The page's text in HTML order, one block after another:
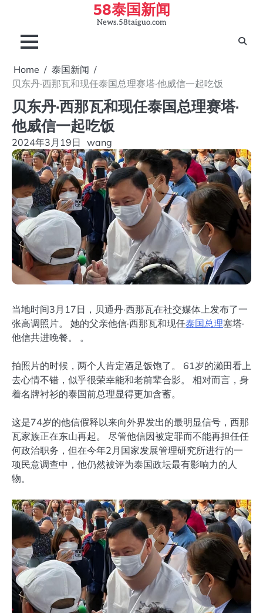
content
58泰国新闻
News.58taiguo.com
Home
泰国新闻
贝东丹·西那瓦和现任泰国总理赛塔·他威信一起吃饭
贝东丹·西那瓦和现任泰国总理赛塔·
他威信一起吃饭
2024年3月19日 wang
当地时间3月17日，贝通丹·西那瓦在社交媒体上发布了一
张高调照片。 她的父亲他信·西那瓦和现任泰国总理塞塔·
他信共进晚餐。 。
拍照片的时候，两个人肯定酒足饭饱了。 61岁的濑田看上
去心情不错，似乎很荣幸能和老前辈合影。 相对而言，身
着名牌衬衫的泰国前总理显得更加含蓄。
这是74岁的他信假释以来向外界发出的最明显信号，西那
瓦家族正在东山再起。 尽管他信因被定罪而不能再担任任
何政治职务，但在今年2月国家发展管理研究所进行的一
项民意调查中，他仍然被评为泰国政坛最有影响力的人
物。